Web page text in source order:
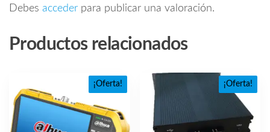
Debes acceder para publicar una valoración.
Productos relacionados
¡Oferta! ¡Oferta!